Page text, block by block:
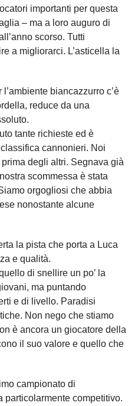
importanti per questa
– ma a loro auguro di
scorso. Tutti
a migliorarci. L’asticella la
biancazzurro c’è
reduce da una
tante richieste ed è
cannonieri. Noi
degli altri. Segnava già
scommessa è stata
orgogliosi che abbia
nonostante alcune
la pista che porta a Luca
e qualità.
di snellire un po’ la
ma puntando
e di livello. Paradisi
Non nego che stiamo
è ancora un giocatore della
il suo valore e quello che
campionato di
particolarmente competitivo.